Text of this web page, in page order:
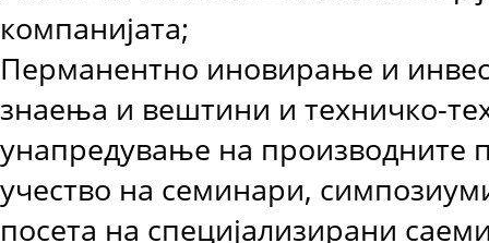
компанијата;
Перманентно иновирање и
знаења и вештини и техничко-
унапредување на производните
учество на семинари,
посета на специјализирани